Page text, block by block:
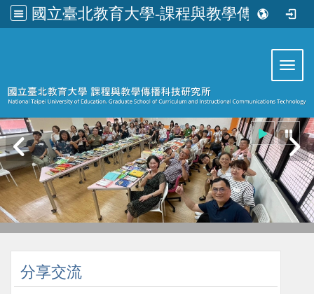
國立臺北教育大學-課程與教學傳播科技研究所
分享交流